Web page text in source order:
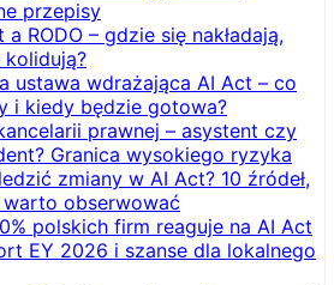
przepisy
a RODO – gdzie się nakładają,
ustawa wdrażająca AI Act – co
i kiedy będzie gotowa?
prawnej – asystent czy
Granica wysokiego ryzyka
zmiany w AI Act? 10 źródeł,
obserwować
polskich firm reaguje na AI Act
EY 2026 i szanse dla lokalnego